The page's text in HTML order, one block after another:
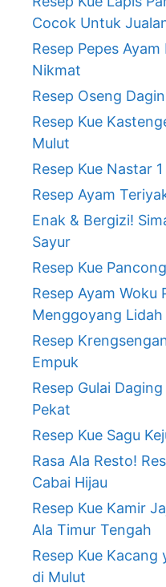
Cocok Untuk
Resep Pepes
Nikmat
Resep Oseng
Resep Kue
Mulut
Resep Kue Nastar
Resep Ayam
Enak & Bergizi!
Sayur
Resep Kue
Resep Ayam Woku
Menggoyang Lidah
Resep
Empuk
Resep Gulai
Pekat
Resep Kue Sagu
Rasa Ala Resto!
Cabai Hijau
Resep Kue Kamir
Ala Timur Tengah
Resep Kue
di Mulut